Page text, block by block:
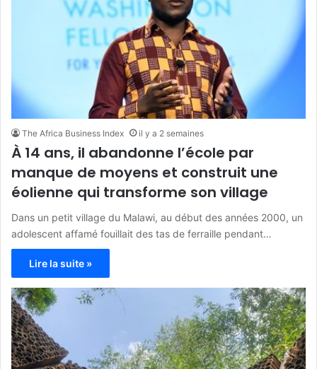
The Africa Business Index il y a 2 semaines
À 14 ans, il abandonne l’école par
manque de moyens et construit une
éolienne qui transforme son village
Dans un petit village du Malawi, au début des années 2000, un
adolescent affamé fouillait des tas de ferraille pendant…
Lire la suite »